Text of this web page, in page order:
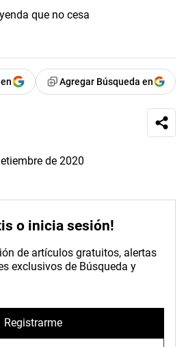
Agregar Búsqueda en
de 2020
o inicia sesión!
de artículos gratuitos, alertas
exclusivos de Búsqueda y
Registrarme